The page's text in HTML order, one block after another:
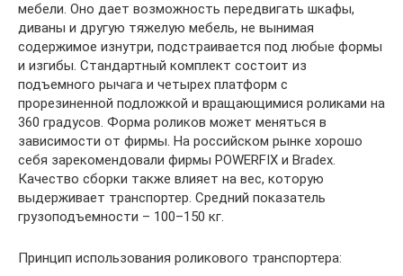
мебели. Оно дает возможность передвигать шкафы,
диваны и другую тяжелую мебель, не вынимая
содержимое изнутри, подстраивается под любые формы
и изгибы. Стандартный комплект состоит из
подъемного рычага и четырех платформ с
прорезиненной подложкой и вращающимися роликами на
360 градусов. Форма роликов может меняться в
зависимости от фирмы. На российском рынке хорошо
себя зарекомендовали фирмы POWERFIX и Bradex.
Качество сборки также влияет на вес, которую
выдерживает транспортер. Средний показатель
грузоподъемности – 100–150 кг.
Принцип использования роликового транспортера: